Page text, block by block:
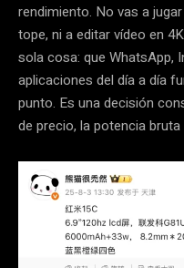
rendimiento. No vas a
tope, ni a editar vídeo en
sola cosa: que WhatsApp,
aplicaciones del día a día
punto. Es una decisión
de precio, la potencia bruta